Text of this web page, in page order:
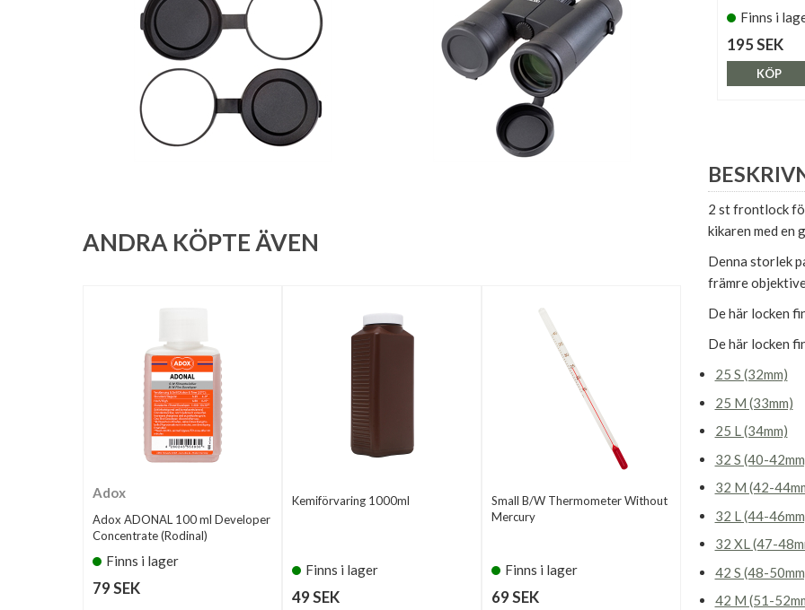
Finns i
195 SEK
KÖP
2 st frontlock
kikaren med en
Denna storlek
främre
De här locken
De här locken
25 S (32mm)
25 M (33mm)
25 L (34mm)
32 S (40-
32 M (42-
32 L (44-
32 XL (47-
42 S (48-
42 M (51-
ANDRA KÖPTE ÄVEN
Adox
Adox ADONAL 100 ml Developer
Concentrate (Rodinal)
Finns i lager
79 SEK
Kemiförvaring 1000ml
Finns i lager
49 SEK
Small B/W Thermometer Without
Mercury
Finns i lager
69 SEK